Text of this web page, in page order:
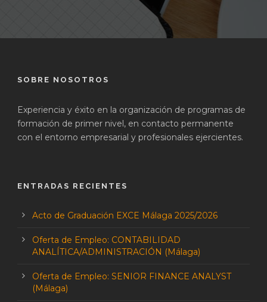
SOBRE NOSOTROS
Experiencia y éxito en la organización de programas de
formación de primer nivel, en contacto permanente
con el entorno empresarial y profesionales ejercientes.
ENTRADAS RECIENTES
Acto de Graduación EXCE Málaga 2025/2026
Oferta de Empleo: CONTABILIDAD
ANALÍTICA/ADMINISTRACIÓN (Málaga)
Oferta de Empleo: SENIOR FINANCE ANALYST
(Málaga)